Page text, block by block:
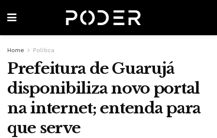
Home Política
Prefeitura de Guarujá
disponibiliza novo portal
na internet; entenda para
que serve